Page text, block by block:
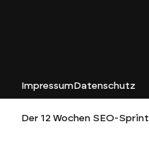
Impressum Datenschutz
Der 12 Wochen SEO-Sprint